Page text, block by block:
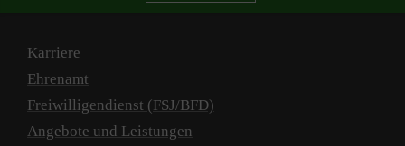
Karriere
Ehrenamt
Freiwilligendienst (FSJ/BFD)
Angebote und Leistungen